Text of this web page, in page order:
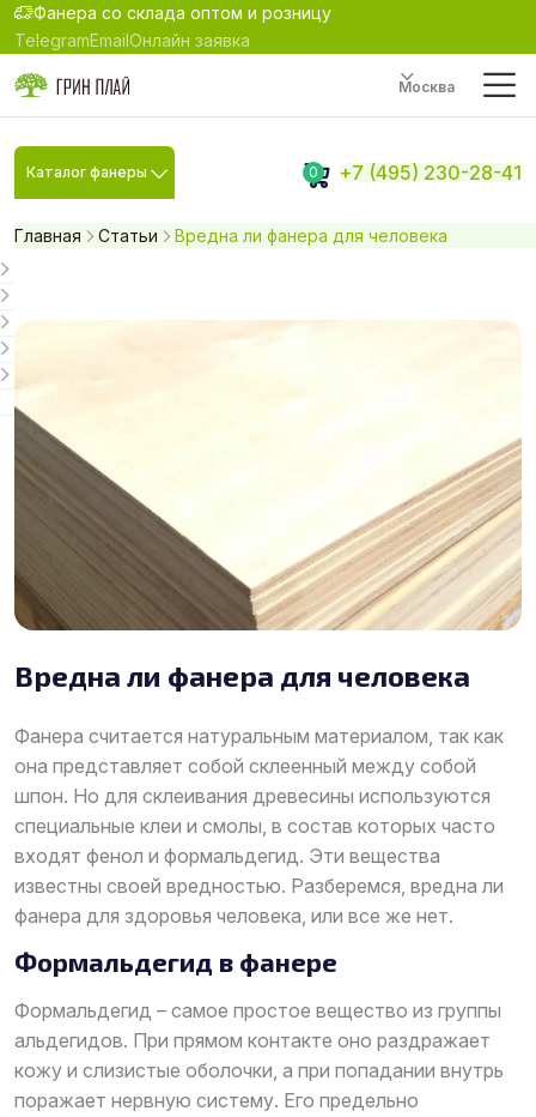
Фанера со склада оптом и розницу
TelegramEmailОнлайн заявка
Москва
Каталог фанеры 0 +7 (495) 230-28-41
Главная Статьи Вредна ли фанера для человека
Вредна ли фанера для человека
Фанера считается натуральным материалом, так как
она представляет собой склеенный между собой
шпон. Но для склеивания древесины используются
специальные клеи и смолы, в состав которых часто
входят фенол и формальдегид. Эти вещества
известны своей вредностью. Разберемся, вредна ли
фанера для здоровья человека, или все же нет.
Формальдегид в фанере
Формальдегид – самое простое вещество из группы
альдегидов. При прямом контакте оно раздражает
кожу и слизистые оболочки, а при попадании внутрь
поражает нервную систему. Его предельно